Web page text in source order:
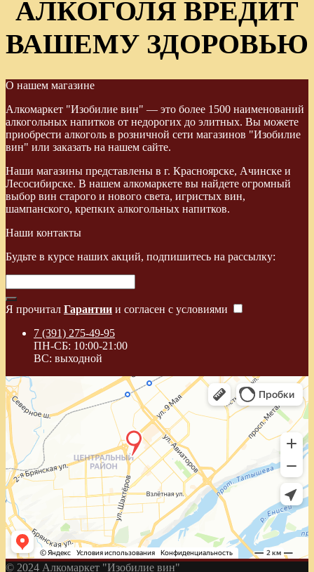
АЛКОГОЛЯ ВРЕДИТ
ВАШЕМУ ЗДОРОВЬЮ
О нашем магазине
Алкомаркет "Изобилие вин" — это более 1500 наименований
алкогольных напитков от недорогих до элитных. Вы можете
приобрести алкоголь в розничной сети магазинов "Изобилие
вин" или заказать на нашем сайте.
Наши магазины представлены в г. Красноярске, Ачинске и
Лесосибирске. В нашем алкомаркете вы найдете огромный
выбор вин старого и нового света, игристых вин,
шампанского, крепких алкогольных напитков.
Наши контакты
Будьте в курсе наших акций, подпишитесь на рассылку:
Я прочитал Гарантии и согласен с условиями
7 (391) 275-49-95
ПН-СБ: 10:00-21:00
ВС: выходной
© 2024 Алкомаркет "Изобилие вин"